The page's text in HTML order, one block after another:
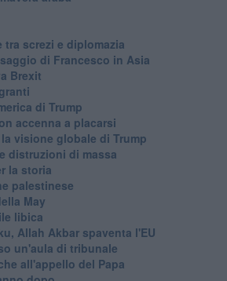
tra screzi e diplomazia
di Francesco in Asia
Brexit
di Trump
accenna a placarsi
visione globale di Trump
distruzioni di massa
la storia
palestinese
May
libica
Allah Akbar spaventa l'EU
un'aula di tribunale
all'appello del Papa